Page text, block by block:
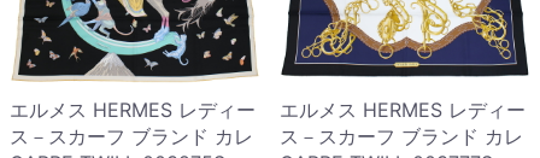
エルメス HERMES レディー
ス－スカーフ ブランド カレ
エルメス HERMES レディー
ス－スカーフ ブランド カレ